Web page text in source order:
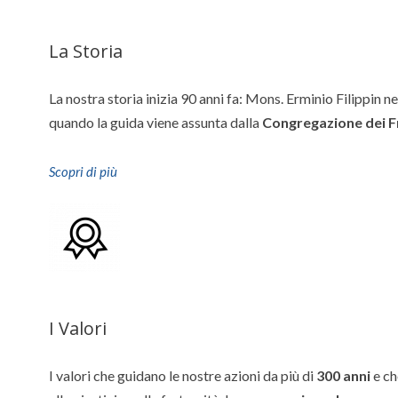
La Storia
La nostra storia inizia 90 anni fa: Mons. Erminio Filippin
quando la guida viene assunta dalla Congregazione dei
Scopri di più
I Valori
I valori che guidano le nostre azioni da più di 300 annie